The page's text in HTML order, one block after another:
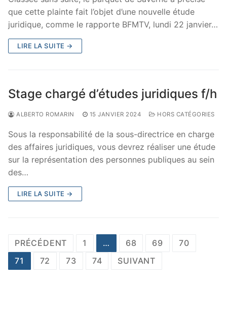
que cette plainte fait l’objet d’une nouvelle étude
juridique, comme le rapporte BFMTV, lundi 22 janvier…
LIRE LA SUITE →
Stage chargé d’études juridiques f/h
ALBERTO ROMARIN 15 JANVIER 2024 HORS CATÉGORIES
Sous la responsabilité de la sous-directrice en charge
des affaires juridiques, vous devrez réaliser une étude
sur la représentation des personnes publiques au sein
des…
LIRE LA SUITE →
Pagination
des
publications
PRÉCÉDENT 1 … 68 69
70
71
72 73 74 SUIVANT